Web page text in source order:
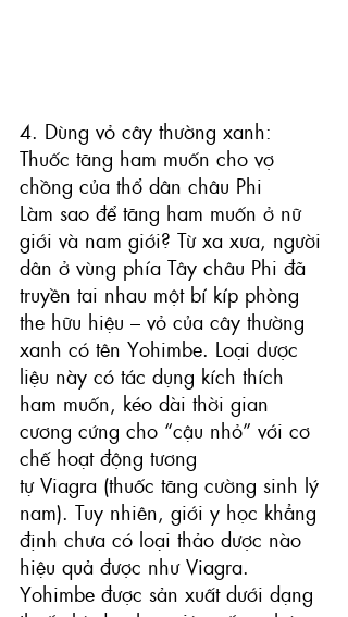
4. Dùng vỏ cây thường xanh:
Thuốc tăng ham muốn cho vợ
chồng của thổ dân châu Phi
Làm sao để tăng ham muốn ở nữ
giới và nam giới? Từ xa xưa, người
dân ở vùng phía Tây châu Phi đã
truyền tai nhau một bí kíp phòng
the hữu hiệu – vỏ của cây thường
xanh có tên Yohimbe. Loại dược
liệu này có tác dụng kích thích
ham muốn, kéo dài thời gian
cương cứng cho “cậu nhỏ” với cơ
chế hoạt động tương
tự Viagra (thuốc tăng cường sinh lý
nam). Tuy nhiên, giới y học khẳng
định chưa có loại thảo dược nào
hiệu quả được như Viagra.
Yohimbe được sản xuất dưới dạng